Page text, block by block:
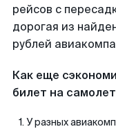
рейсов с
дорогая из
рублей
Как еще
билет на
У разных